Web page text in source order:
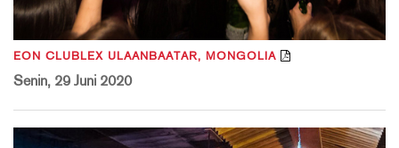
EON CLUBLEX ULAANBAATAR, MONGOLIA
Senin, 29 Juni 2020